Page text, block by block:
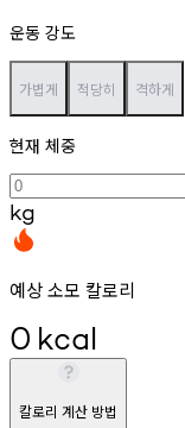
운동 강도
가볍게 적당히 격하게
현재 체중
kg
예상 소모 칼로리
0 kcal
칼로리 계산 방법